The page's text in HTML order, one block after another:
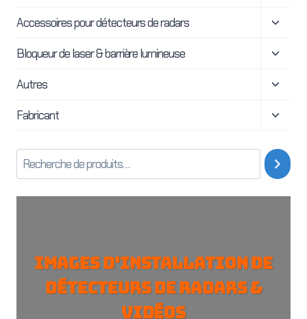
menu
Accessoires pour détecteurs de radars
menu
Bloqueur de laser & barrière lumineuse
menu
Autres
menu
Fabricant
menu
enfant
Images d'installation de
détecteurs de radars &
vidéos